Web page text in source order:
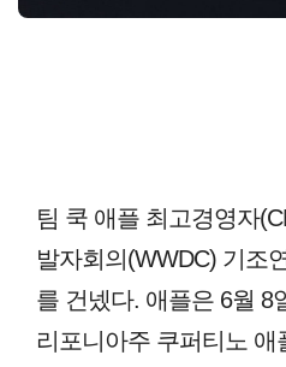
팀 쿡 애플 최고경영자
발자회의(WWDC) 기조
를 건넸다. 애플은 6월 8
리포니아주 쿠퍼티노 애